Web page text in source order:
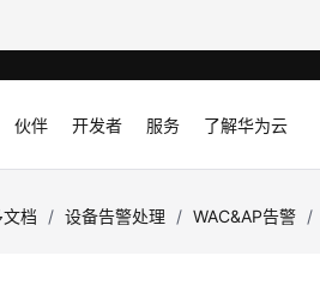
伙伴 开发者 服务 了解华为云
档 / 设备告警处理 / WAC&AP告警 /